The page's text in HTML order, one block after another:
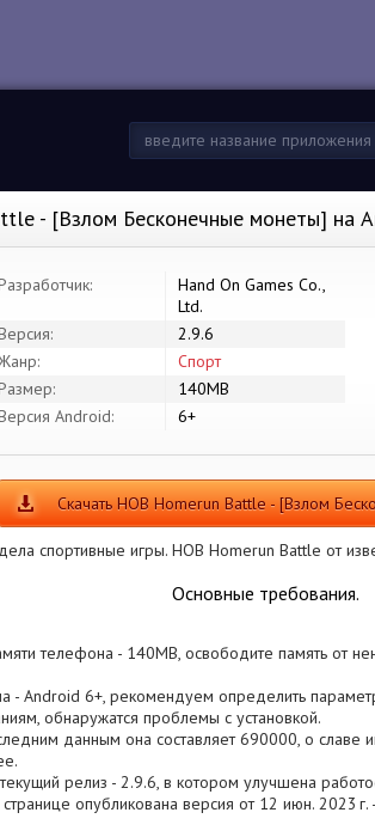
- [Взлом Бесконечные монеты] на
Hand On Games Co.,
Ltd.
2.9.6
Спорт
140MB
Android:
6+
Скачать HOB Homerun Battle - [Взлом
спортивные игры. HOB Homerun Battle от
Основные требования.
телефона - 140MB, освободите память от
- Android 6+, рекомендуем определить
обнаружатся проблемы с установкой.
данным она составляет 690000, о cлаве
релиз - 2.9.6, в котором улучшена
опубликована версия от 12 июн. 2023 г.